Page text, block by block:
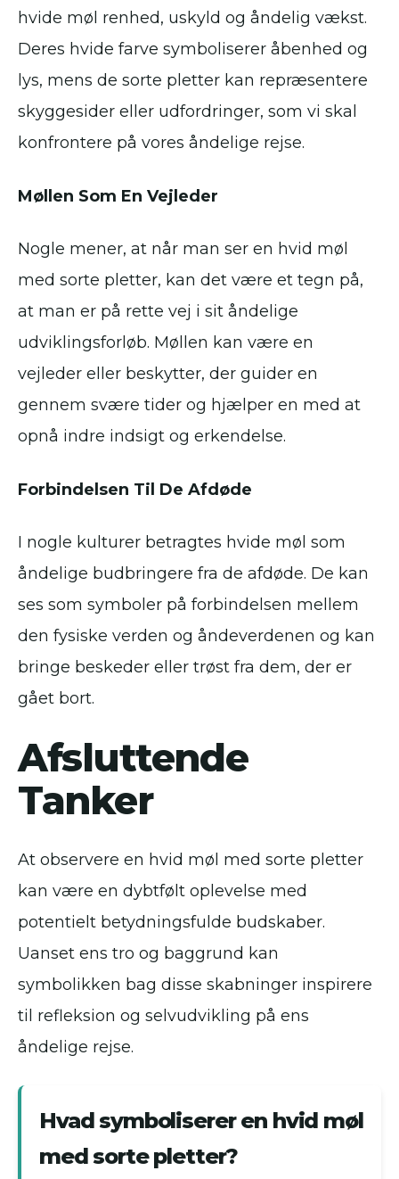
hvide møl renhed, uskyld og åndelig vækst.
Deres hvide farve symboliserer åbenhed og
lys, mens de sorte pletter kan repræsentere
skyggesider eller udfordringer, som vi skal
konfrontere på vores åndelige rejse.
Møllen Som En Vejleder
Nogle mener, at når man ser en hvid møl
med sorte pletter, kan det være et tegn på,
at man er på rette vej i sit åndelige
udviklingsforløb. Møllen kan være en
vejleder eller beskytter, der guider en
gennem svære tider og hjælper en med at
opnå indre indsigt og erkendelse.
Forbindelsen Til De Afdøde
I nogle kulturer betragtes hvide møl som
åndelige budbringere fra de afdøde. De kan
ses som symboler på forbindelsen mellem
den fysiske verden og åndeverdenen og kan
bringe beskeder eller trøst fra dem, der er
gået bort.
Afsluttende
Tanker
At observere en hvid møl med sorte pletter
kan være en dybtfølt oplevelse med
potentielt betydningsfulde budskaber.
Uanset ens tro og baggrund kan
symbolikken bag disse skabninger inspirere
til refleksion og selvudvikling på ens
åndelige rejse.
Hvad symboliserer en hvid møl
med sorte pletter?